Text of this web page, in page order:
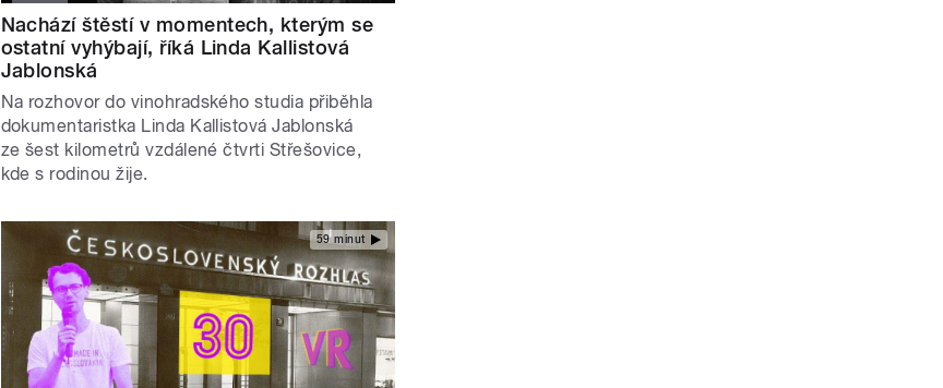
Nachází štěstí v momentech, kterým se
ostatní vyhýbají, říká Linda Kallistová
Jablonská
Na rozhovor do vinohradského studia přiběhla
dokumentaristka Linda Kallistová Jablonská
ze šest kilometrů vzdálené čtvrti Střešovice,
kde s rodinou žije.
59 minut